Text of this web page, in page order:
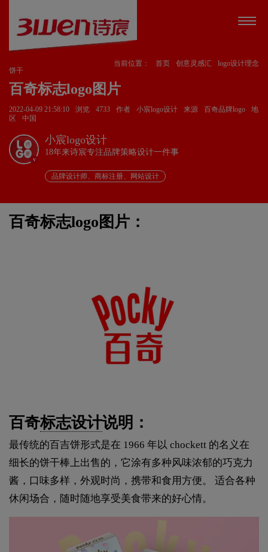
当前位置： 首页 创意灵感汇
logo设计理念
饼干
百奇标志logo图片
2022-04-09 21:58:10 浏览 4733 作者 小宸logo设计 来源 百奇品牌logo
地
区
中国
v
小宸logo设计
18年来诗宸专注品牌策略设计一件事
品牌设计师、商标注册、网站设计
百奇标志logo图片：
百奇标志设计说明：
最传统的百吉饼形式是在 1966 年以 chockett 的名义在
细长的饼干棒上出售的，它涂有多种风味浓郁的巧克力
酱，口味多样，外观时尚，携带和食用方便。 适合各种
休闲场合，随时随地享受美食带来的好心情。